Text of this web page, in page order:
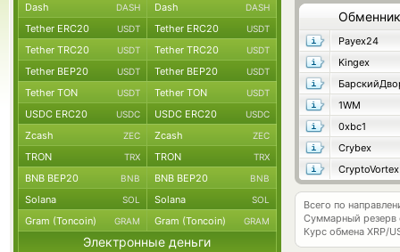
Обменник
Payex24
Kingex
1WM
0xbc1
Crybex
CryptoVortex
Всего по
Суммарный резерв
Курс обмена XRP/
Dash DASH Dash DASH
Tether ERC20 USDT Tether ERC20 USDT
Tether TRC20 USDT Tether TRC20 USDT
Tether BEP20 USDT Tether BEP20 USDT
Tether TON USDT Tether TON USDT
USDC ERC20 USDC USDC ERC20 USDC
Zcash ZEC Zcash ZEC
TRON TRX TRON TRX
BNB BEP20 BNB BNB BEP20 BNB
Solana SOL Solana SOL
Gram (Toncoin) GRAM Gram (Toncoin) GRAM
Электронные деньги